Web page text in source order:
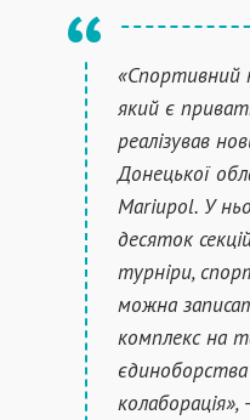
«Спортивний
який є
реалізував
Донецької
Mariupol. У
десяток
турніри,
можна
комплекс на
колаборація»,